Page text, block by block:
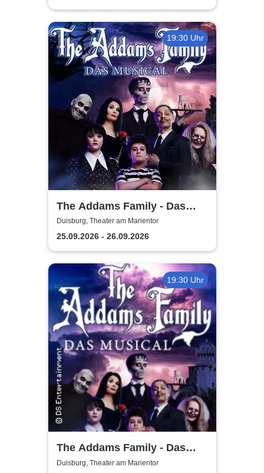
19:30 Uhr
The Addams Family - Das
Musical
Duisburg, Theater am Marientor
25.09.2026 - 26.09.2026
19:30 Uhr
The Addams Family - Das
Musical
Duisburg, Theater am Marientor